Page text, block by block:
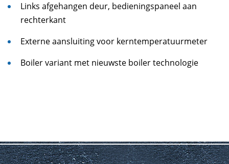
Links afgehangen deur, bedieningspaneel aan
rechterkant
Externe aansluiting voor kerntemperatuurmeter
Boiler variant met nieuwste boiler technologie